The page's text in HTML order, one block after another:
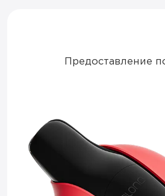
Предоставление